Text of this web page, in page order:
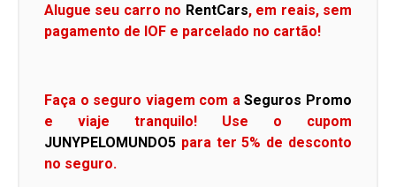
Alugue seu carro no RentCars, em reais, sem
pagamento de IOF e parcelado no cartão!
Faça o seguro viagem com aSeguros Promo
e viaje tranquilo! Use o cupom
JUNYPELOMUNDO5 para ter 5% de desconto
no seguro.